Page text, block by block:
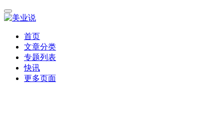
首页
文章分类
专题列表
快讯
更多页面